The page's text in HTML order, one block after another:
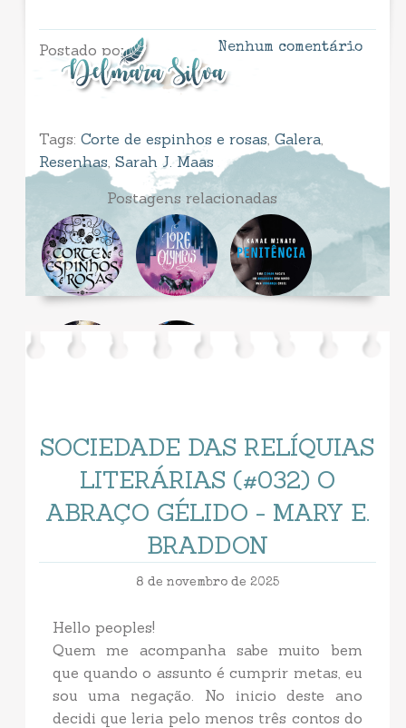
Postado por Nenhum comentário
Tags: Corte de espinhos e rosas Galera,
Resenhas Sarah J. Maas
Postagens relacionadas
SOCIEDADE DAS RELÍQUIAS
LITERÁRIAS (#032) O
ABRAÇO GÉLIDO - MARY E.
BRADDON
8 de novembro de 2025
Hello peoples!
Quem me acompanha sabe muito bem
que quando o assunto é cumprir metas, eu
sou uma negação. No inicio deste ano
decidi que leria pelo menos três contos do